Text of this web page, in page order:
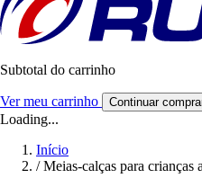
Subtotal do carrinho
Ver meu carrinho Continuar
Loading...
Início
/ Meias-calças para crianças